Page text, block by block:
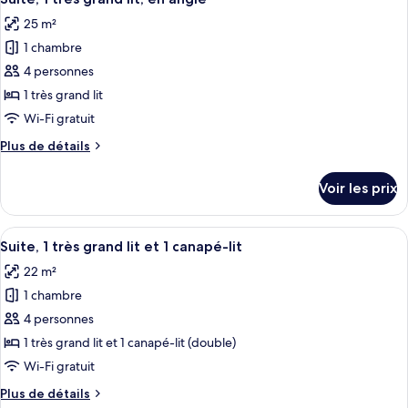
Chambre
Premium
toutes
les
photos
pour
ce
type
chambre :
très
grand
lit,
en
angle
25 m²
1 chambre
4 personnes
1 très grand lit
Wi-Fi gratuit
Plus de détails
Plus
le
type
de
Suite,
très
grand
lit,
en
angle
Voir les prix
Afficher
toutes
les
photos
pour
ce
type
Une chambre d’hôtel avec un grand
5
Suite, 1 très grand lit et 1 canapé-lit
22 m²
1 chambre
4 personnes
1 très grand lit et 1 canapé-lit (double)
Wi-Fi gratuit
Plus de détails
Plus